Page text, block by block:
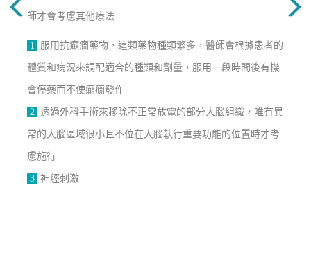
師才會考慮其他療法
1 服用抗癲癇藥物，這類藥物種類繁多，醫師會根據患者的
體質和病況來調配適合的種類和劑量，服用一段時間後有機
會停藥而不使癲癇發作
2 透過外科手術來移除不正常放電的部分大腦組織，唯有異
常的大腦區域很小且不位在大腦執行重要功能的位置時才考
慮施行
3 神經刺激